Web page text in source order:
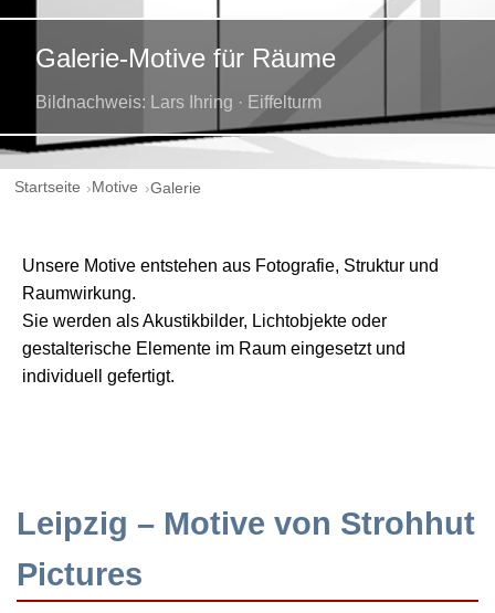
Galerie-Motive für Räume
Bildnachweis: Lars Ihring · Eiffelturm
Startseite Motive Galerie
Unsere Motive entstehen aus Fotografie, Struktur und
Raumwirkung.
Sie werden als Akustikbilder, Lichtobjekte oder
gestalterische Elemente im Raum eingesetzt und
individuell gefertigt.
Leipzig – Motive von Strohhut
Pictures